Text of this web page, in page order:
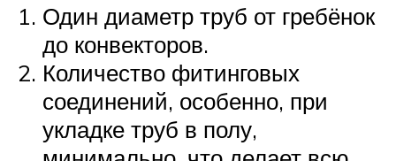
Один диаметр труб от гребёнок
до конвекторов.
Количество фитинговых
соединений, особенно, при
укладке труб в полу,